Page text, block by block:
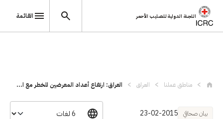
اللجنة الدولية للصليب الأحمر القائمة
مناطق عملنا العراق العراق: ارتفاع أعداد المعرضين للخطر مع ا...
بيان صحافي 23-02-2015